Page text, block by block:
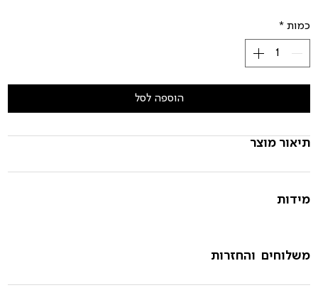
כמות *
הוספה לסל
תיאור מוצר
מידות
משלוחים והחזרות